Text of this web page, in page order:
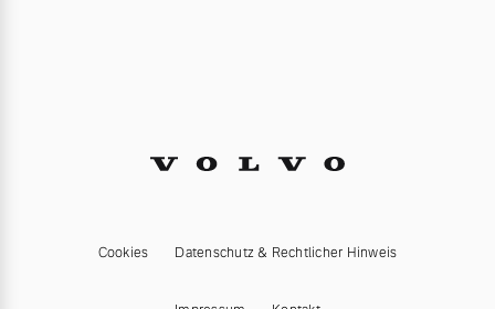
Cookies Datenschutz & Rechtlicher Hinweis